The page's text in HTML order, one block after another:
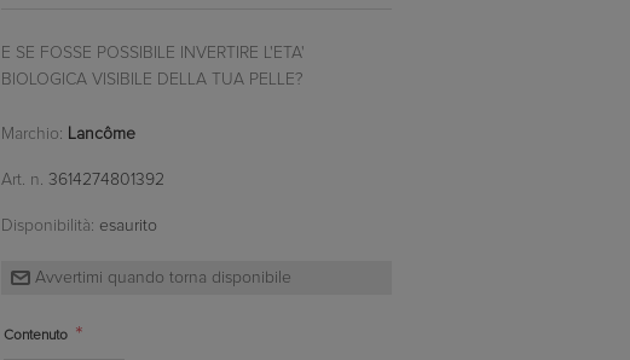
E SE FOSSE POSSIBILE INVERTIRE L'ETA'
BIOLOGICA VISIBILE DELLA TUA PELLE?
Marchio: Lancôme
Art. n. 3614274801392
Disponibilità: esaurito
Contenuto *